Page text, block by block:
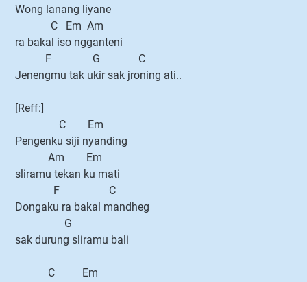
Wong lanang liyane
C Em Am
ra bakal iso ngganteni
F G C
Jenengmu tak ukir sak jroning ati..
[Reff:]
C Em
Pengenku siji nyanding
Am Em
sliramu tekan ku mati
F C
Dongaku ra bakal mandheg
G
sak durung sliramu bali
C Em